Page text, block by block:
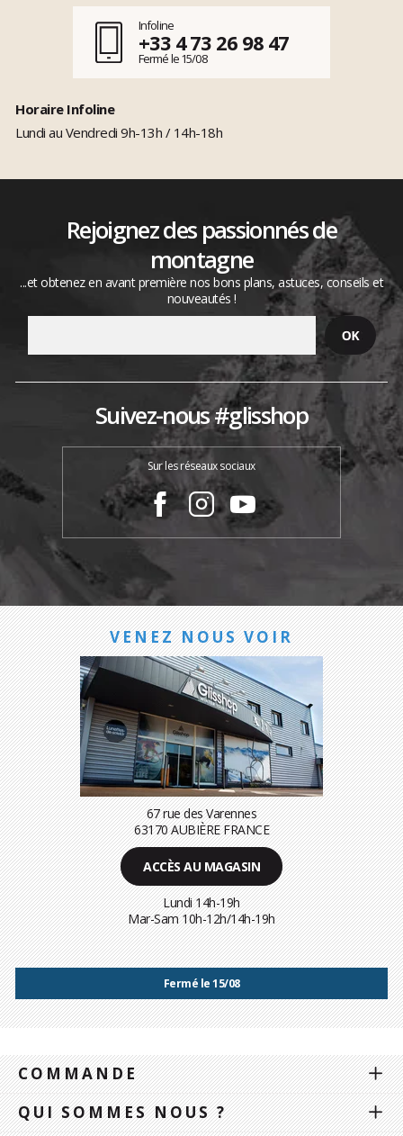
Infoline
+33 4 73 26 98 47
Fermé le 15/08
Horaire Infoline
Lundi au Vendredi 9h-13h / 14h-18h
Rejoignez des passionnés de
montagne
...et obtenez en avant première nos bons plans, astuces, conseils et
nouveautés !
Suivez-nous #glisshop
Sur les réseaux sociaux
VENEZ NOUS VOIR
67 rue des Varennes
63170 AUBIÈRE FRANCE
ACCÈS AU MAGASIN
Lundi 14h-19h
Mar-Sam 10h-12h/14h-19h
Fermé le 15/08
COMMANDE
QUI SOMMES NOUS ?